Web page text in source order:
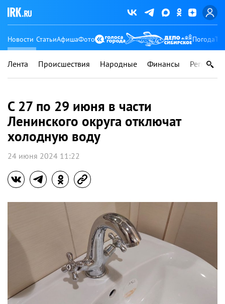
Новости СтатьиАфишаФото Погода
Лента Происшествия Народные Финансы Регионы
С 27 по 29 июня в части
Ленинского округа отключат
холодную воду
24 июня 2024 11:22